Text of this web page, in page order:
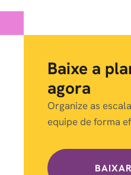
Baixe a
agora
Organize as
equipe de forma